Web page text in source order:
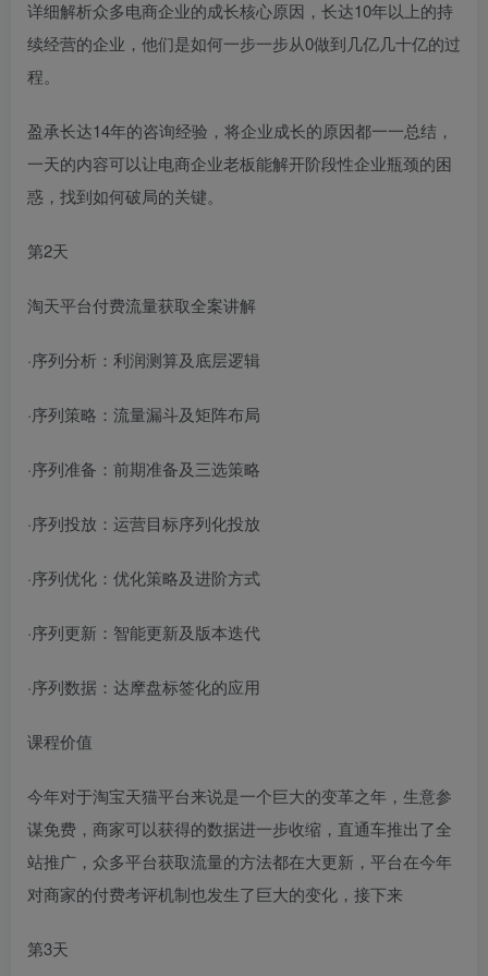
详细解析众多电商企业的成长核心原因，长达10年以上的持
续经营的企业，他们是如何一步一步从0做到几亿几十亿的过
程。
盈承长达14年的咨询经验，将企业成长的原因都一一总结，
一天的内容可以让电商企业老板能解开阶段性企业瓶颈的困
惑，找到如何破局的关键。
第2天
淘天平台付费流量获取全案讲解
·序列分析：利润测算及底层逻辑
·序列策略：流量漏斗及矩阵布局
·序列准备：前期准备及三选策略
·序列投放：运营目标序列化投放
·序列优化：优化策略及进阶方式
·序列更新：智能更新及版本迭代
·序列数据：达摩盘标签化的应用
课程价值
今年对于淘宝天猫平台来说是一个巨大的变革之年，生意参
谋免费，商家可以获得的数据进一步收缩，直通车推出了全
站推广，众多平台获取流量的方法都在大更新，平台在今年
对商家的付费考评机制也发生了巨大的变化，接下来
第3天